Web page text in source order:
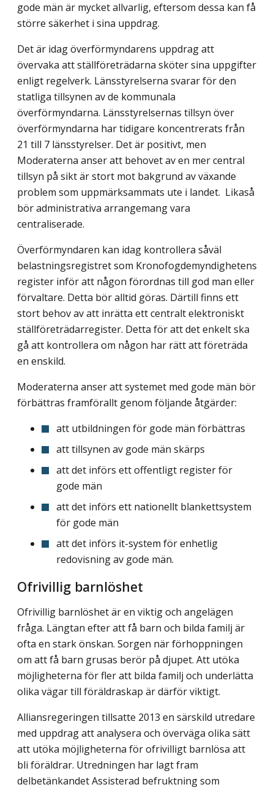
gode män är mycket allvarlig, eftersom dessa kan få
större säkerhet i sina uppdrag.
Det är idag överförmyndarens uppdrag att
övervaka att ställföreträdarna sköter sina uppgifter
enligt regelverk. Länsstyrelserna svarar för den
statliga tillsynen av de kommunala
överförmyndarna. Länsstyrelsernas tillsyn över
överförmyndarna har tidigare koncentrerats från
21 till 7 länsstyrelser. Det är positivt, men
Moderaterna anser att behovet av en mer central
tillsyn på sikt är stort mot bakgrund av växande
problem som uppmärksammats ute i landet. Likaså
bör administrativa arrangemang vara
centraliserade.
Överförmyndaren kan idag kontrollera såväl
belastningsregistret som Kronofogdemyndighetens
register inför att någon förordnas till god man eller
förvaltare. Detta bör alltid göras. Därtill finns ett
stort behov av att inrätta ett centralt elektroniskt
ställföreträdarregister. Detta för att det enkelt ska
gå att kontrollera om någon har rätt att företräda
en enskild.
Moderaterna anser att systemet med gode män bör
förbättras framförallt genom följande åtgärder:
att utbildningen för gode män förbättras
att tillsynen av gode män skärps
att det införs ett offentligt register för
gode män
att det införs ett nationellt blankettsystem
för gode män
att det införs it-system för enhetlig
redovisning av gode män.
Ofrivillig barnlöshet
Ofrivillig barnlöshet är en viktig och angelägen
fråga. Längtan efter att få barn och bilda familj är
ofta en stark önskan. Sorgen när förhoppningen
om att få barn grusas berör på djupet. Att utöka
möjligheterna för fler att bilda familj och underlätta
olika vägar till föräldraskap är därför viktigt.
Alliansregeringen tillsatte 2013 en särskild utredare
med uppdrag att analysera och överväga olika sätt
att utöka möjligheterna för ofrivilligt barnlösa att
bli föräldrar. Utredningen har lagt fram
delbetänkandet Assisterad befruktning som